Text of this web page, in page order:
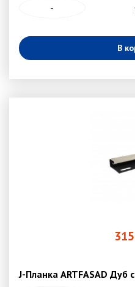
-
В
315
J-Планка ARTFASAD Дуб